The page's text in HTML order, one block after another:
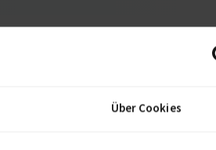
Über Cookies